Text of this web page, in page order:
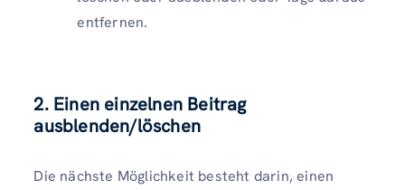
entfernen.
2. Einen einzelnen Beitrag
ausblenden/löschen
Die nächste Möglichkeit besteht darin, einen